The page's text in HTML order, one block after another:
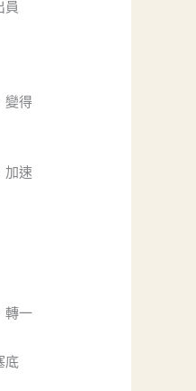
員
變得
加速
轉一
底